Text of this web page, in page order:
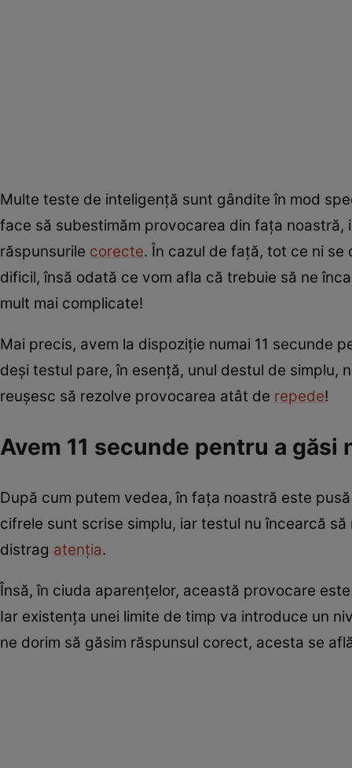
Multe teste de inteligență sunt gândite în mod
face să subestimăm provocarea din fața noastră,
răspunsurile corecte. În cazul de față, tot ce ni se
dificil, însă odată ce vom afla că trebuie să ne
mult mai complicate!
Mai precis, avem la dispoziție numai 11 secunde
deși testul pare, în esență, unul destul de
reușesc să rezolve provocarea atât de repede!
Avem 11 secunde pentru a găsi
După cum putem vedea, în fața noastră este
cifrele sunt scrise simplu, iar testul nu încearcă
distrag atenția.
Însă, în ciuda aparențelor, această provocare
Iar existența unei limite de timp va introduce un
ne dorim să găsim răspunsul corect, acesta se